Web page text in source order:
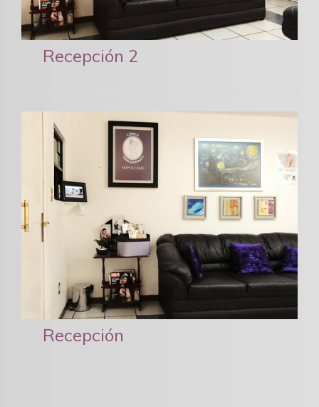
Recepción 2
Recepción